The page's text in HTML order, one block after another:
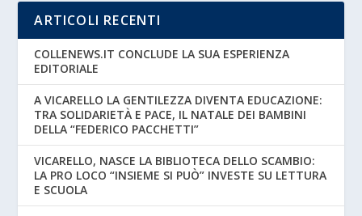
ARTICOLI RECENTI
COLLENEWS.IT CONCLUDE LA SUA ESPERIENZA
EDITORIALE
A VICARELLO LA GENTILEZZA DIVENTA EDUCAZIONE:
TRA SOLIDARIETÀ E PACE, IL NATALE DEI BAMBINI
DELLA “FEDERICO PACCHETTI”
VICARELLO, NASCE LA BIBLIOTECA DELLO SCAMBIO:
LA PRO LOCO “INSIEME SI PUÒ” INVESTE SU LETTURA
E SCUOLA